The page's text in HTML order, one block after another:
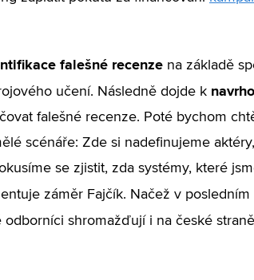
falešné recenze na základě
učení. Následně dojde k
falešné recenze. Poté bychom
scénáře: Zde si nadefinujeme
se zjistit, zda systémy, které
záměr Fajčík. Načež v
odborníci shromažďují i na české